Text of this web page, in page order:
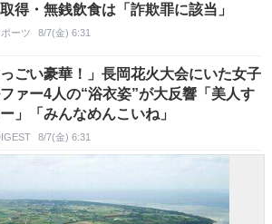
得・無銭飲食は「詐欺罪に該当」
ーツ 8/7(金) 6:31
っごい豪華！」長岡花火大会にいた女子
ァー4人の“浴衣姿”が大反響「美人す
」「みんなめんこいね」
8/7(金) 6:31